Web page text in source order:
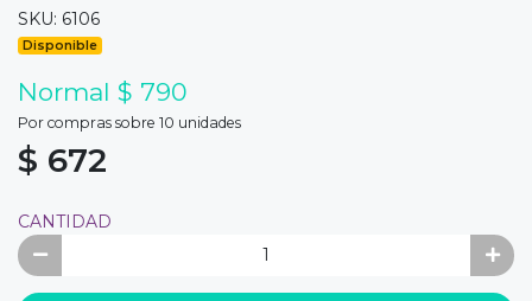
SKU: 6106
Disponible
Normal $ 790
Por compras sobre 10 unidades
$ 672
CANTIDAD